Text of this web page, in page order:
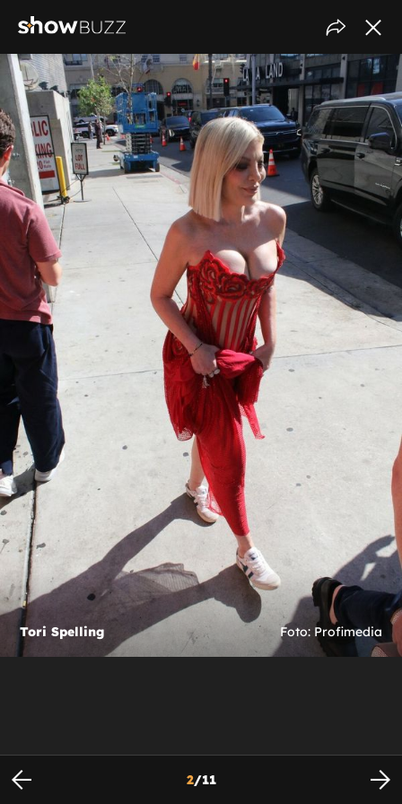
Tori Spelling Foto: Profimedia
2/11